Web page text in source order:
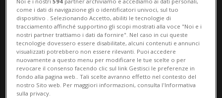
come i dati di navigazione gli o identificatori univoci, sul tuo
dispositivo . Selezionando Accetto, abiliti le tecnologie di
tracciamento affinché supportino gli scopi mostrati alla voce "Noi e i
nostri partner trattiamo i dati da fornire". Nel caso in cui queste
tecnologie dovessero essere disabilitate, alcuni contenuti e annunci
visualizzati potrebbero non essere rilevanti. Puoi accedere
nuovamente a questo menu per modificare le tue scelte o per
revocare il consenso facendo clic sul link Gestisci le preferenze in
fondo alla pagina web.. Tali scelte avranno effetto nel contesto del
nostro Sito web. Per maggiori informazioni, consulta l'Informativa
sulla privacy.